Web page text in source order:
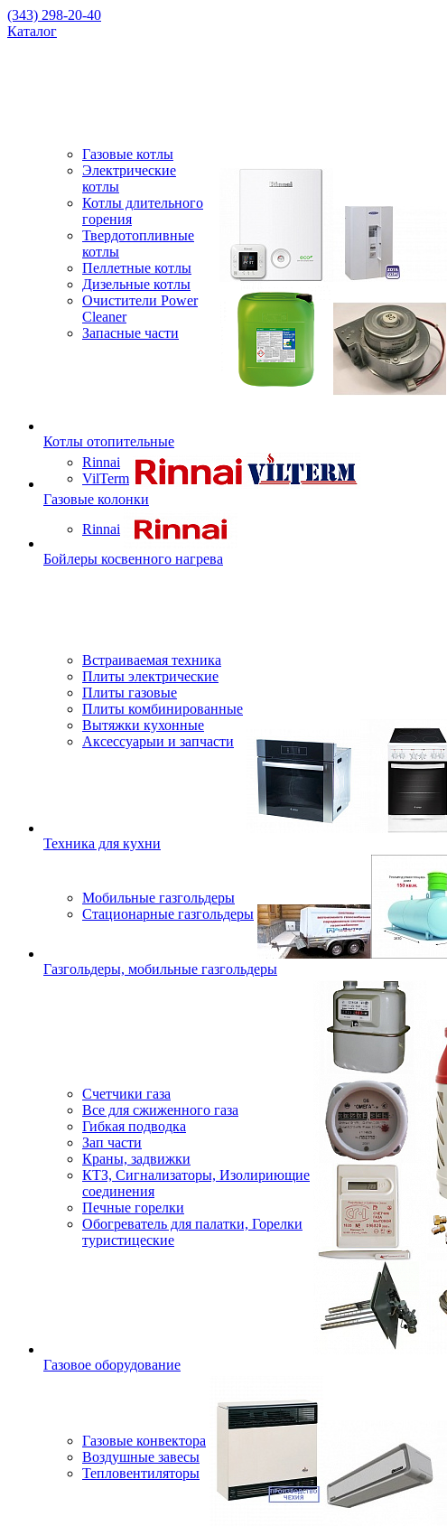
(343) 298-20-40
Каталог
Газовые котлы
Электрические
котлы
Котлы длительного
горения
Твердотопливные
котлы
Пеллетные котлы
Дизельные котлы
Очистители Power
Cleaner
Запасные части
Котлы отопительные
Rinnai
VilTerm
Газовые колонки
Rinnai
Бойлеры косвенного нагрева
Встраиваемая техника
Плиты электрические
Плиты газовые
Плиты комбинированные
Вытяжки кухонные
Аксессуарыи и запчасти
Техника для кухни
Мобильные газгольдеры
Стационарные газгольдеры
Газгольдеры, мобильные газгольдеры
Счетчики газа
Все для сжиженного газа
Гибкая подводка
Зап части
Краны, задвижки
КТЗ, Сигнализаторы, Изолириющие
соединения
Печные горелки
Обогреватель для палатки, Горелки
туристицеские
Газовое оборудование
Газовые конвектора
Воздушные завесы
Тепловентиляторы